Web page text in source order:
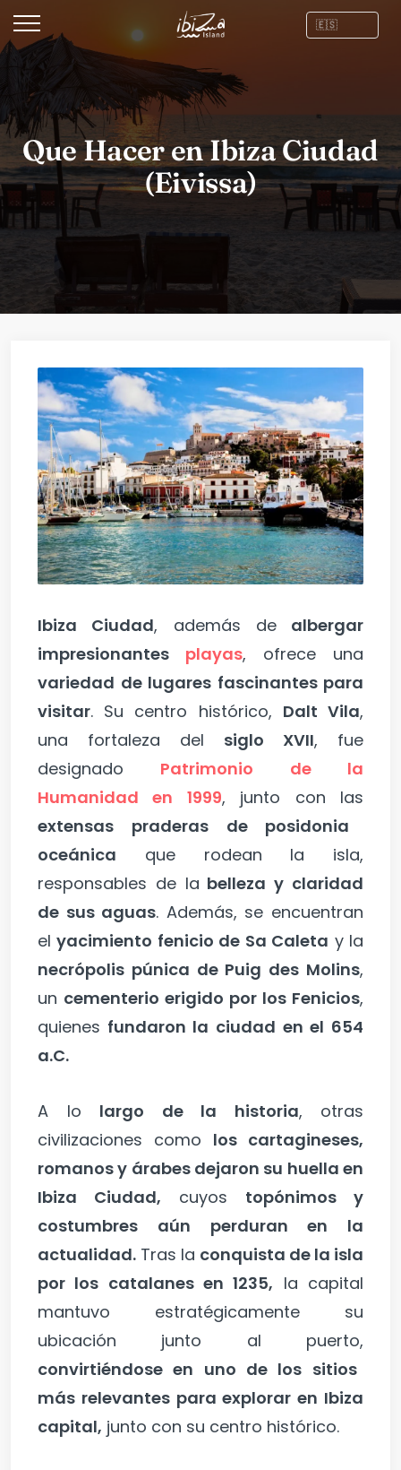
Que Hacer en Ibiza Ciudad
(Eivissa)
Ibiza Ciudad, además dealbergar
impresionantes playas, ofrece una
variedad de lugares fascinantes para
visitar. Su centro histórico, Dalt Vila,
una fortaleza del siglo XVII, fue
designado Patrimonio de la
Humanidad en 1999, junto con las
extensas praderas de posidonia
oceánica que rodean la isla,
responsables de la belleza y claridad
de sus aguas. Además, se encuentran
elyacimiento fenicio de Sa Caleta y la
necrópolis púnica de Puig des Molins,
un cementerio erigido por los Fenicios,
quienes fundaron la ciudad en el 654
a.C.
A lo largo de la historia, otras
civilizaciones como los cartagineses,
romanos y árabes dejaron su huella en
Ibiza Ciudad, cuyos topónimos y
costumbres aún perduran en la
actualidad. Tras la conquista de la isla
por los catalanes en 1235, la capital
mantuvo estratégicamente su
ubicación junto al puerto,
convirtiéndose en uno de los sitios
más relevantes para explorar en Ibiza
capital, junto con su centro histórico.